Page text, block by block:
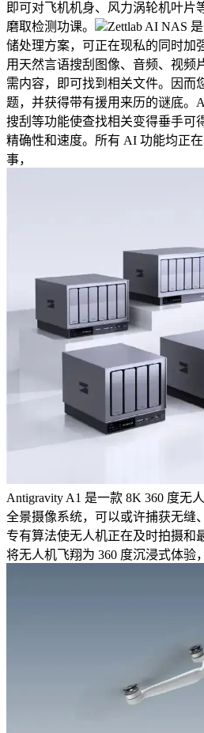
即可对飞机机身、风力涡轮机叶片
磨取检测功课。
Zettlab AI NAS
储处理方案，可正在现私的同时加
用天然言语搜刮图像、音频、视
需内容，即可找到相关文件。因而
题，并获得带有援用来历的谜底。
搜刮等功能使查找相关变得垂手可
精确性和速度。所有 AI 功能均正
事，
Antigravity A1 是一款 8K 360 度无
全景摄像系统，可以或许捕获无缝
专有算法使无人机正在及时拍摄和
将无人机飞翔为 360 度沉浸式体验